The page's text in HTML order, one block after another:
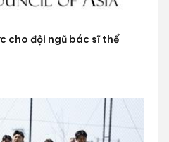
cho đội ngũ bác sĩ thể